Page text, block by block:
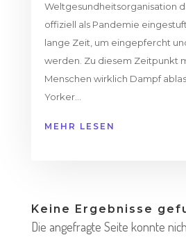
Weltgesundheitsorganisation
offiziell als Pandemie
lange Zeit, um eingepfercht
werden. Zu diesem Zeitpunkt
Menschen wirklich Dampf
Yorker...
MEHR LESEN
Keine Ergebnisse
Die angefragte Seite konnte